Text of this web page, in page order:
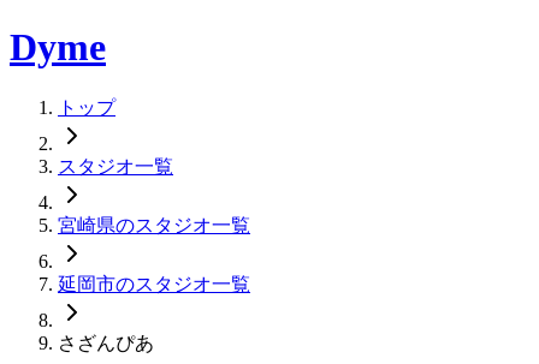
Dyme
トップ
スタジオ一覧
宮崎県のスタジオ一覧
延岡市のスタジオ一覧
さざんぴあ